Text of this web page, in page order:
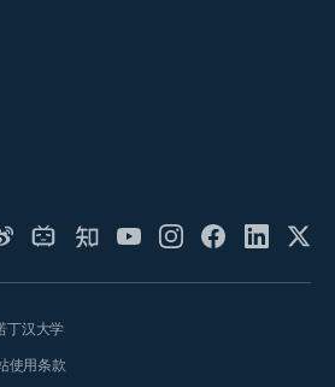
丁汉大学
使用条款